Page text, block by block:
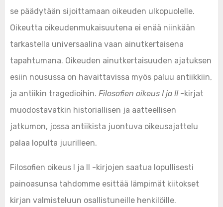
se päädytään sijoittamaan oikeuden ulkopuolelle.
Oikeutta oikeudenmukaisuutena ei enää niinkään
tarkastella universaalina vaan ainutkertaisena
tapahtumana. Oikeuden ainutkertaisuuden ajatuksen
esiin nousussa on havaittavissa myös paluu antiikkiin,
ja antiikin tragedioihin. Filosofien oikeus I ja II -kirjat
muodostavatkin historiallisen ja aatteellisen
jatkumon, jossa antiikista juontuva oikeusajattelu
palaa lopulta juurilleen.
Filosofien oikeus I ja II -kirjojen saatua lopullisesti
painoasunsa tahdomme esittää lämpimät kiitokset
kirjan valmisteluun osallistuneille henkilöille.